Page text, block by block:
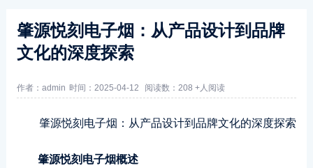
肇源悦刻电子烟：从产品设计到品牌
文化的深度探索
作者：admin 时间：2025-04-12 阅读数：208 +人阅读
肇源悦刻电子烟：从产品设计到品牌文化的深度探索
肇源悦刻电子烟概述